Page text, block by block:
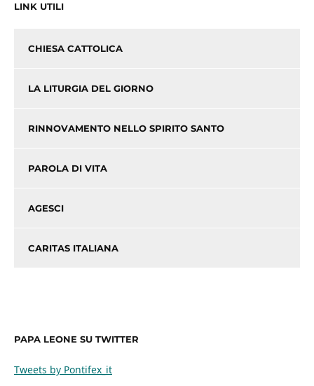
LINK UTILI
CHIESA CATTOLICA
LA LITURGIA DEL GIORNO
RINNOVAMENTO NELLO SPIRITO SANTO
PAROLA DI VITA
AGESCI
CARITAS ITALIANA
PAPA LEONE SU TWITTER
Tweets by Pontifex_it